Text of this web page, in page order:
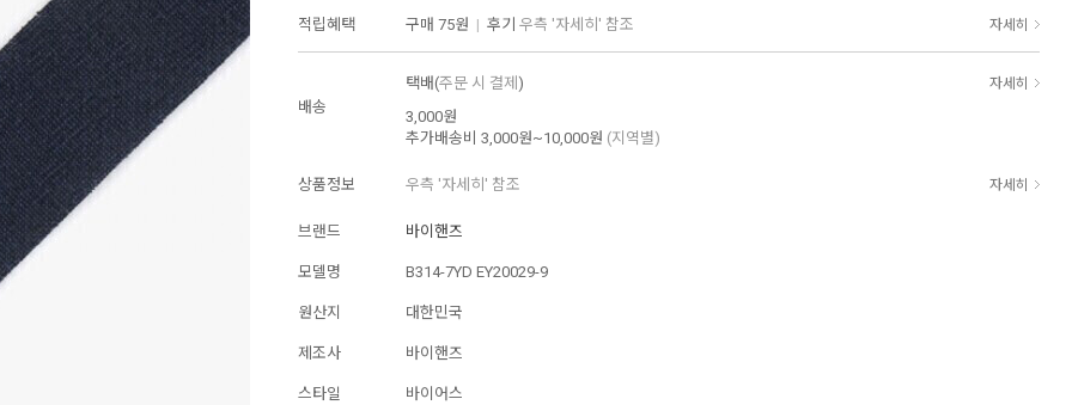
적립혜택 구매 75원 | 후기 우측 '자세히' 참조 자세히
배송
택배(주문 시 결제 ) 자세히
3,000원
추가배송비 3,000원~10,000원 (지역별)
상품정보 우측 '자세히' 참조 자세히
브랜드 바이핸즈
모델명 B314-7YD EY20029-9
원산지 대한민국
제조사 바이핸즈
스타일 바이어스